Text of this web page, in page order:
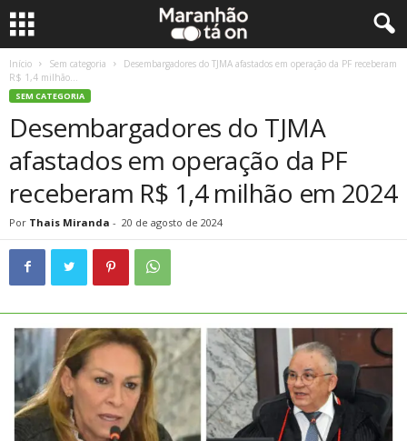
Início Sem categoria
Desembargadores do TJMA afastados em operação da PF receberam
R$ 1,4 milhão...
SEM CATEGORIA
Desembargadores do TJMA
afastados em operação da PF
receberam R$ 1,4 milhão em 2024
Por Thais Miranda - 20 de agosto de 2024